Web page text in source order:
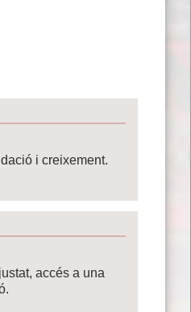
i creixement.
accés a una